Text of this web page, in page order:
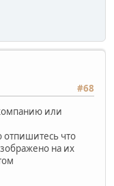
#68
или
отпишитесь что
на их